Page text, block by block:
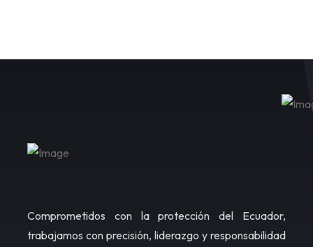
Comprometidos con la protección del Ecuador,
trabajamos con precisión, liderazgo y responsabilidad